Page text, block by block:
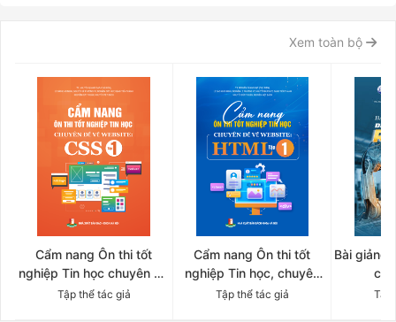
Xem toàn bộ
Cẩm nang Ôn thi tốt
nghiệp Tin học chuyên đề
về website: CSS (tập 1)
Tập thể tác giả
Cẩm nang Ôn thi tốt
nghiệp Tin học, chuyên
đề về website: HTML
Tập thể tác giả
Bài giảng
Tập